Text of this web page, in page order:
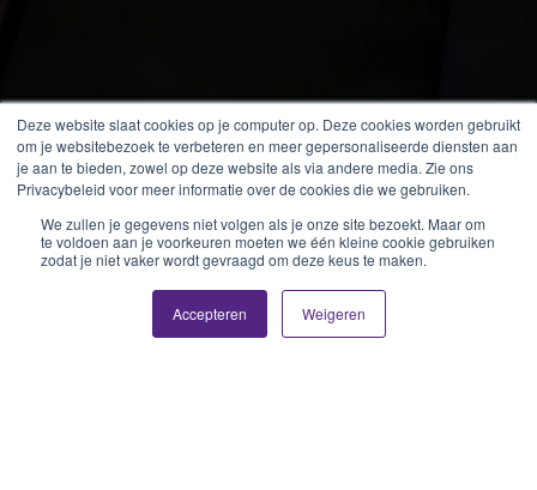
Deze website slaat cookies op je computer op. Deze cookies worden gebruikt
om je websitebezoek te verbeteren en meer gepersonaliseerde diensten aan
je aan te bieden, zowel op deze website als via andere media. Zie ons
Privacybeleid voor meer informatie over de cookies die we gebruiken.
We zullen je gegevens niet volgen als je onze site bezoekt. Maar om
te voldoen aan je voorkeuren moeten we één kleine cookie gebruiken
zodat je niet vaker wordt gevraagd om deze keus te maken.
Accepteren Weigeren